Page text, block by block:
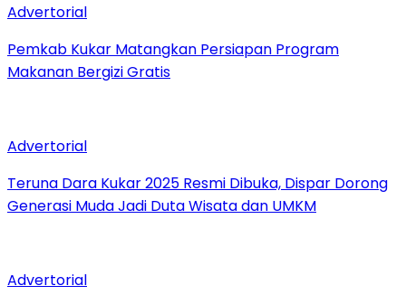
Advertorial
Pemkab Kukar Matangkan Persiapan Program
Makanan Bergizi Gratis
Advertorial
Teruna Dara Kukar 2025 Resmi Dibuka, Dispar Dorong
Generasi Muda Jadi Duta Wisata dan UMKM
Advertorial